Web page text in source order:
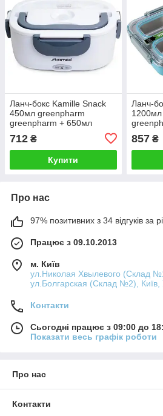
Ланч-бокс Kamille Snack
450мл greenpharm
greenpharm + 650мл
greenpharm greenpharm з
підігрівом (220V), сірий
712 ₴
Купити
Ланч-
сталь,
857₴
Про нас
97% позитивних з 34 відгуків за
Працює з 09.10.2013
м. Київ
ул.Николая Хвылевого (Склад
ул.Болгарская (Склад №2), Київ,
Контакти
Сьогодні працює з 09:00 до
Показати весь графік роботи
Про нас
Контакти